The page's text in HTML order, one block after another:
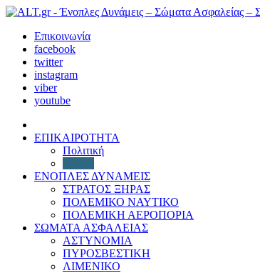
Επικοινωνία
facebook
twitter
instagram
viber
youtube
ΕΠΙΚΑΙΡΟΤΗΤΑ
Πολιτική
ΕΝΟΠΛΕΣ ΔΥΝΑΜΕΙΣ
ΣΤΡΑΤΟΣ ΞΗΡΑΣ
ΠΟΛΕΜΙΚΟ ΝΑΥΤΙΚΟ
ΠΟΛΕΜΙΚΗ ΑΕΡΟΠΟΡΙΑ
ΣΩΜΑΤΑ ΑΣΦΑΛΕΙΑΣ
ΑΣΤΥΝΟΜΙΑ
ΠΥΡΟΣΒΕΣΤΙΚΗ
ΛΙΜΕΝΙΚΟ